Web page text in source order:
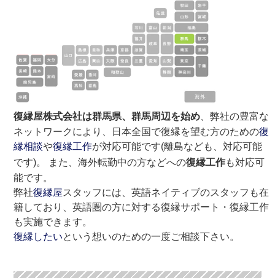
復縁屋株式会社は群馬県、群馬周辺を始め 、弊社の豊富な
ネットワークにより、日本全国で復縁を望む方のための復
縁相談や復縁工作が対応可能です(離島なども、対応可能
です)。 また、海外転勤中の方などへの復縁工作も対応可
能です。
弊社復縁屋スタッフには、英語ネイティブのスタッフも在
籍しており、英語圏の方に対する復縁サポート・復縁工作
も実施できます。
復縁したいという想いのための一度ご相談下さい。